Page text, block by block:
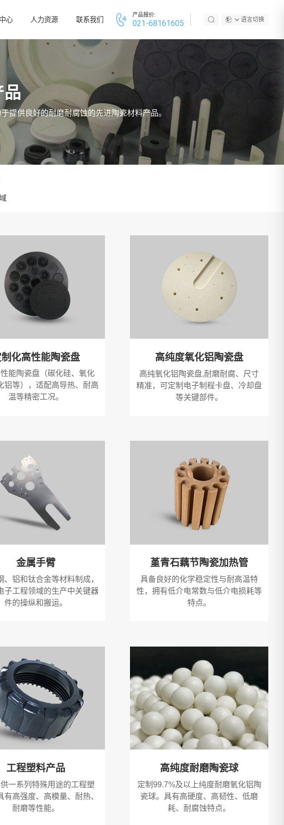
心 人力资源 联系我们
产品报价:
021-68161605 语言切换
品
提供良好的耐磨耐腐蚀的先进陶瓷材料产品。
化高性能陶瓷盘
能陶瓷盘（碳化硅、氧化
铝等），适配高导热、耐高
温等精密工况。
高纯度氧化铝陶瓷盘
高纯氧化铝陶瓷盘,耐磨耐腐、尺寸
精准，可定制电子制程卡盘、冷却盘
等关键部件。
金属手臂
、铝和钛合金等材料制成，
子工程领域的生产中关键器
件的操纵和搬运。
堇青石藕节陶瓷加热管
具备良好的化学稳定性与耐高温特
性，拥有低介电常数与低介电损耗等
特点。
工程塑料产品
一系列特殊用途的工程塑
有高强度、高模量、耐热、
耐磨等性能。
高纯度耐磨陶瓷球
定制99.7%及以上纯度耐磨氧化铝陶
瓷球。具有高硬度、高韧性、低磨
耗、耐腐蚀特点。